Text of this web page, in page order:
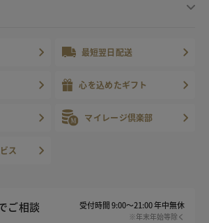
最短翌日配送
心を込めたギフト
マイレージ倶楽部
ス
ご相談 受付時間 9:00～21:00 年中無休
※年末年始等除く